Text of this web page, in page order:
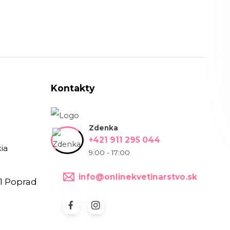
Poprad
Kontakty
Zdenka
+421 911 295 044
9:00 - 17:00
info@onlinekvetinarstvo.sk